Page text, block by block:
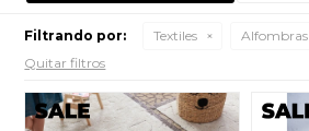
Filtrando por: Textiles Alfombras
Quitar filtros